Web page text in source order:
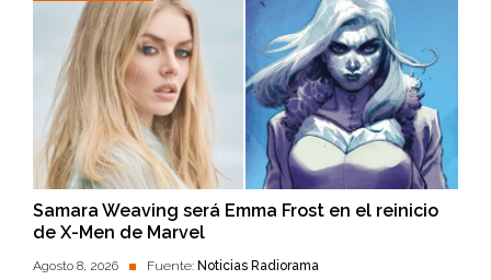
Samara Weaving será Emma Frost en el reinicio
de X-Men de Marvel
Agosto 8, 2026 Fuente: Noticias Radiorama